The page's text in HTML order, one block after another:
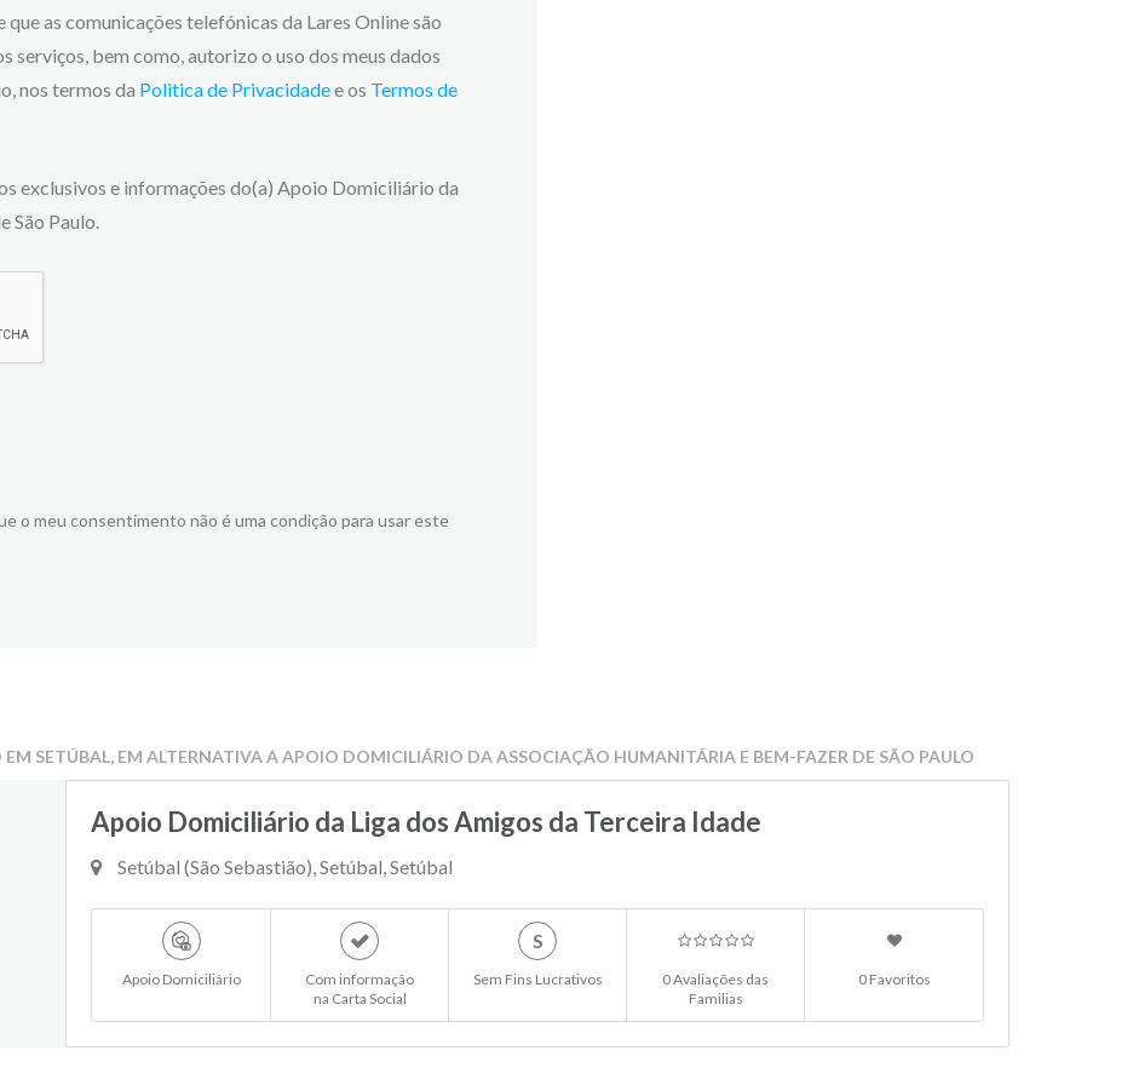
as comunicações telefónicas da Lares Online são
serviços, bem como, autorizo o uso dos meus dados
nos termos da Politica de Privacidadee os Termos de
exclusivos e informações do(a) Apoio Domiciliário da
São Paulo.
o meu consentimento não é uma condição para usar este
SETÚBAL, EM ALTERNATIVA A APOIO DOMICILIÁRIO DA ASSOCIAÇÃO HUMANITÁRIA E BEM-FAZER DE SÃO PAULO
Apoio Domiciliário da Liga dos Amigos da Terceira Idade
Setúbal (São Sebastião), Setúbal, Setúbal
Apoio Domiciliário
Com informação
na Carta Social
S
Sem Fins Lucrativos
0 Avaliações das
Familias
0 Favoritos